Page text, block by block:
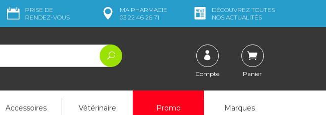
PRISE DE
RENDEZ-VOUS
MAPHARMACIE
03 22 46 26 71
DÉCOUVREZ TOUTES
NOS ACTUALITÉS
Compte Panier
Accessoires Vétérinaire Promo Marques